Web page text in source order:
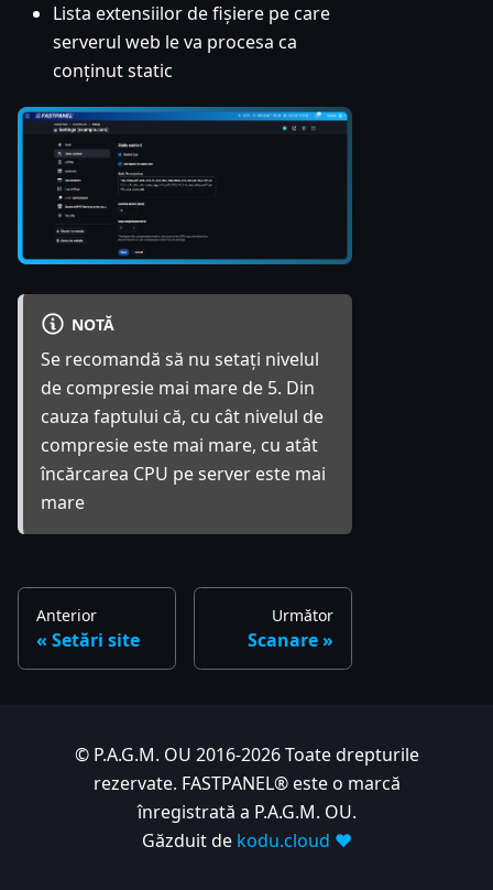
Lista extensiilor de fișiere pe care
serverul web le va procesa ca
conținut static
NOTĂ
Se recomandă să nu setați nivelul
de compresie mai mare de 5. Din
cauza faptului că, cu cât nivelul de
compresie este mai mare, cu atât
încărcarea CPU pe server este mai
mare
Anterior
Setări site
Următor
Scanare
© P.A.G.M. OU 2016-2026 Toate drepturile
rezervate. FASTPANEL® este o marcă
înregistrată a P.A.G.M. OU.
Găzduit de kodu.cloud ❤️